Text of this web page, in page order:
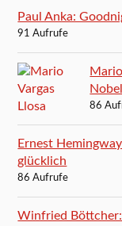
Paul Anka:
91 Aufrufe
86
Ernest
glücklich
86 Aufrufe
Winfried